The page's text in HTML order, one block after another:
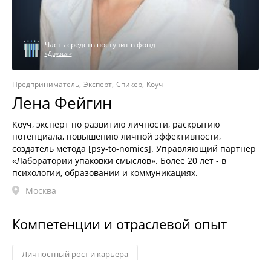
Часть средств поступит в фонд
«Друзья»
Предприниматель Эксперт Спикер Коуч
Лена Фейгин
Коуч, эксперт по развитию личности, раскрытию
потенциала, повышению личной эффективности,
создатель метода [psy-to-nomics]. Управляющий партнёр
«Лаборатории упаковки смыслов». Более 20 лет - в
психологии, образовании и коммуникациях.
Москва
Компетенции и отраслевой опыт
Личностный рост и карьера